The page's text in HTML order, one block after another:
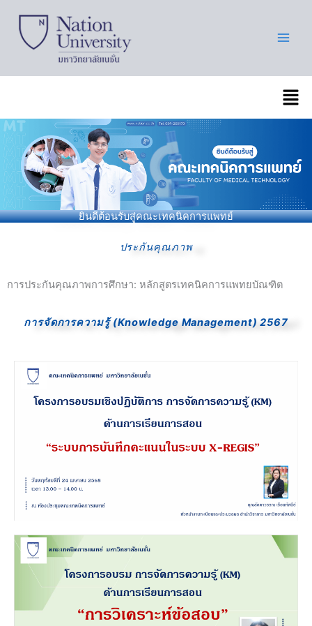
content
เมนู
ยินดีต้อนรับสู่คณะเทคนิคการแพทย์
ประกันคุณภาพ
การประกันคุณภาพการศึกษา: หลักสูตรเทคนิคการแพทยบัณฑิต
การจัดการความรู้ (Knowledge Management) 2567